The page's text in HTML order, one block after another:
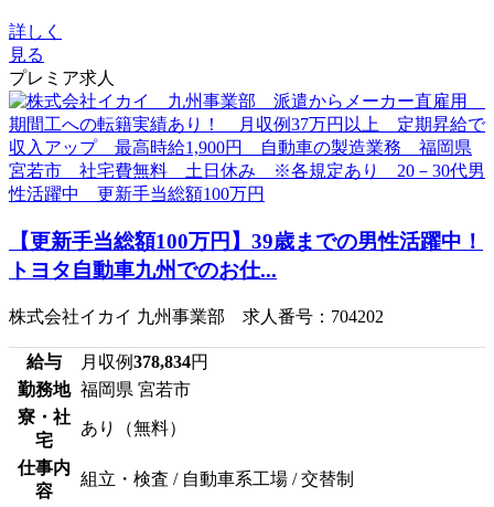
詳しく
見る
プレミア求人
【更新手当総額100万円】39歳までの男性活躍中！
トヨタ自動車九州でのお仕...
株式会社イカイ 九州事業部 求人番号：704202
給与 月収例378,834円
勤務地 福岡県 宮若市
寮・社
宅
あり（無料）
仕事内
容
組立・検査 / 自動車系工場 / 交替制